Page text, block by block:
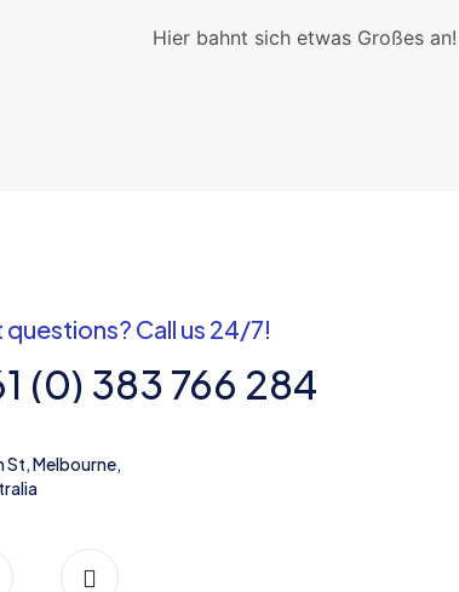
Hier bahnt sich etwas Großes
questions? Call us 24/7!
(0) 383 766 284
St, Melbourne,